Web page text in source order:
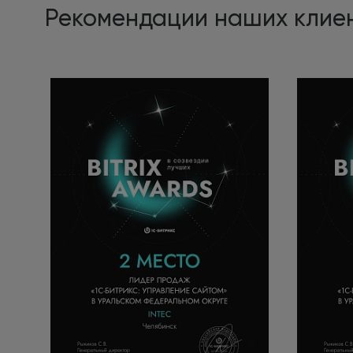
Рекомендации наших